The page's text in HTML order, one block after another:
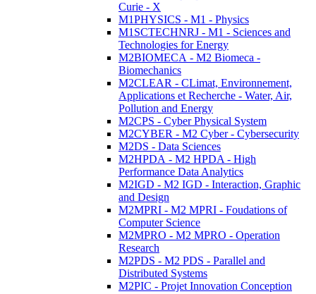
Curie - X
M1PHYSICS - M1 - Physics
M1SCTECHNRJ - M1 - Sciences and
Technologies for Energy
M2BIOMECA - M2 Biomeca -
Biomechanics
M2CLEAR - CLimat, Environnement,
Applications et Recherche - Water, Air,
Pollution and Energy
M2CPS - Cyber Physical System
M2CYBER - M2 Cyber - Cybersecurity
M2DS - Data Sciences
M2HPDA - M2 HPDA - High
Performance Data Analytics
M2IGD - M2 IGD - Interaction, Graphic
and Design
M2MPRI - M2 MPRI - Foudations of
Computer Science
M2MPRO - M2 MPRO - Operation
Research
M2PDS - M2 PDS - Parallel and
Distributed Systems
M2PIC - Projet Innovation Conception